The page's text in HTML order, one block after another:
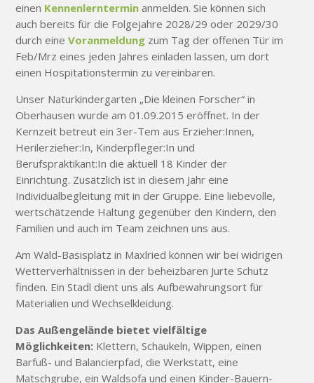
einen Kennenlerntermin anmelden. Sie können sich
auch bereits für die Folgejahre 2028/29 oder 2029/30
durch eineVoranmeldung zum Tag der offenen Tür im
Feb/Mrz eines jeden Jahres einladen lassen, um dort
einen Hospitationstermin zu vereinbaren.
Unser Naturkindergarten „Die kleinen Forscher“ in
Oberhausen wurde am 01.09.2015 eröffnet. In der
Kernzeit betreut ein 3er-Tem aus Erzieher:Innen,
Herilerzieher:In, Kinderpfleger:In und
Berufspraktikant:In die aktuell 18 Kinder der
Einrichtung. Zusätzlich ist in diesem Jahr eine
Individualbegleitung mit in der Gruppe. Eine liebevolle,
wertschätzende Haltung gegenüber den Kindern, den
Familien und auch im Team zeichnen uns aus.
Am Wald-Basisplatz in Maxlried können wir bei widrigen
Wetterverhältnissen in der beheizbaren Jurte Schutz
finden. Ein Stadl dient uns als Aufbewahrungsort für
Materialien und Wechselkleidung.
Das Außengelände bietet vielfältige
Möglichkeiten: Klettern, Schaukeln, Wippen, einen
Barfuß- und Balancierpfad, die Werkstatt, eine
Matschgrube, ein Waldsofa und einen Kinder-Bauern-